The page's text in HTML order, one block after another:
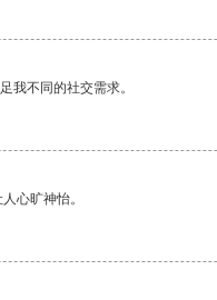
我不同的社交需求。
心旷神怡。